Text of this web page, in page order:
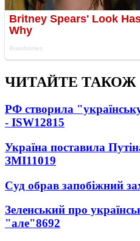
ЧИТАЙТЕ ТАКОЖ
РФ створила
- ISW12815
Україна поставила
ЗМІ11019
Суд обрав запобіжний
Зеленський про
"але"8692